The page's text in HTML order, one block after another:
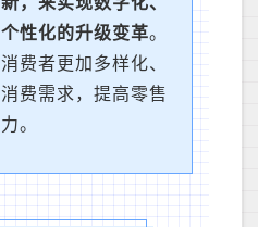
性化的升级变革。
费者更加多样化、
费需求，提高零售
。